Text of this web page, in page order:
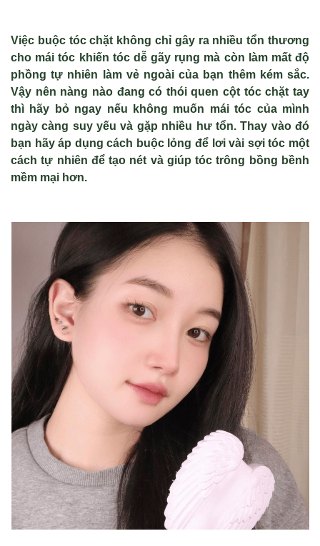
Việc buộc tóc chặt không chỉ gây ra nhiều tổn thương
cho mái tóc khiến tóc dễ gãy rụng mà còn làm mất độ
phồng tự nhiên làm vẻ ngoài của bạn thêm kém sắc.
Vậy nên nàng nào đang có thói quen cột tóc chặt tay
thì hãy bỏ ngay nếu không muốn mái tóc của mình
ngày càng suy yếu và gặp nhiều hư tổn. Thay vào đó
bạn hãy áp dụng cách buộc lỏng để lơi vài sợi tóc một
cách tự nhiên để tạo nét và giúp tóc trông bồng bềnh
mềm mại hơn.